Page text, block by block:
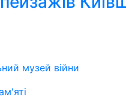
музей війни